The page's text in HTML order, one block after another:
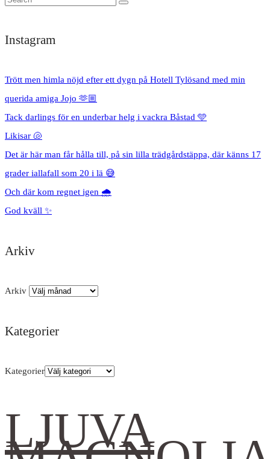
Instagram
Trött men himla nöjd efter ett dygn på Hotell Tylösand med min
querida amiga Jojo 🫶🏼
Tack darlings för en underbar helg i vackra Båstad 🩵
Likisar 🐚
Det är här man får hålla till, på sin lilla trädgårdstäppa, där känns 17
grader iallafall som 20 i lä 😅
Och där kom regnet igen 🌧️
God kväll ✨
Arkiv
Arkiv
Kategorier
Kategorier
LJUVA